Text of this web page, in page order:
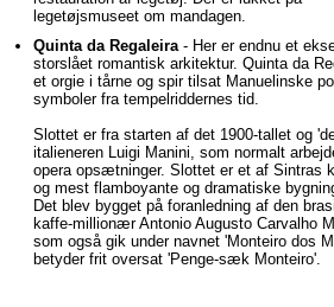
legetøjsmuseet om mandagen.
Quinta da Regaleira- Her er endnu et
storslået romantisk arkitektur. Quinta da
et orgie i tårne og spir tilsat Manuelinske
symboler fra tempelriddernes tid.
Slottet er fra starten af det 1900-tallet og
italieneren Luigi Manini, som normalt
opera opsætninger. Slottet er et af Sintras
og mest flamboyante og dramatiske
Det blev bygget på foranledning af den
kaffe-millionær Antonio Augusto Carvalho
som også gik under navnet 'Monteiro dos
betyder frit oversat 'Penge-sæk Monteiro'.